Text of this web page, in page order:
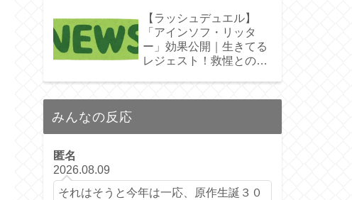
【ラッシュデュエル】
「アインソフ・リッタ
ー」効果公開｜生きてる
レジェスト！救惺との相
みんなの反応
匿名
2026.08.09
それはそうと今年は一応、原作生誕３０